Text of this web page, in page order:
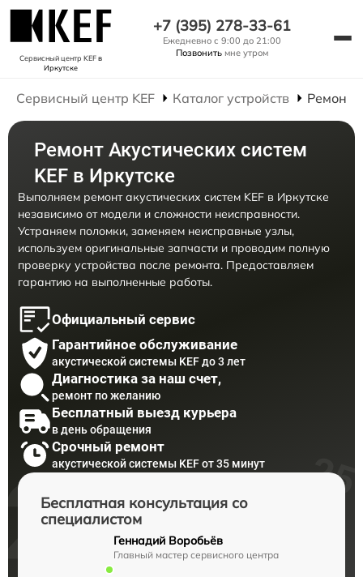
Сервисный центр KEFв
Иркутске
+7 (395) 278-33-61
Ежедневно с 9:00 до 21:00
Позвонить мне утром
Сервисный центр KEF Каталог устройств Ремонт
Ремонт Акустических систем
KEF в Иркутске
Выполняем ремонт акустических систем KEF в Иркутске
независимо от модели и сложности неисправности.
Устраняем поломки, заменяем неисправные узлы,
используем оригинальные запчасти и проводим полную
проверку устройства после ремонта. Предоставляем
гарантию на выполненные работы.
Официальный сервис
Гарантийное обслуживание
акустической системы KEF до 3 лет
Диагностика за наш счет,
ремонт по желанию
Бесплатный выезд курьера
в день обращения
Срочный ремонт
акустической системы KEF от 35 минут
Бесплатная консультация со
специалистом
Геннадий Воробьёв
Главный мастер сервисного центра